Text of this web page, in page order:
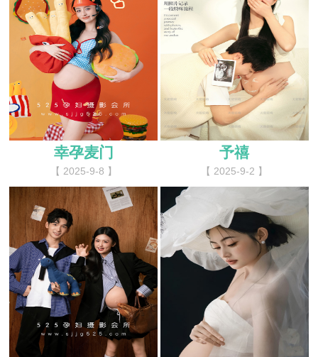
幸孕麦门
【 2025-9-8 】
予禧
【 2025-9-2 】